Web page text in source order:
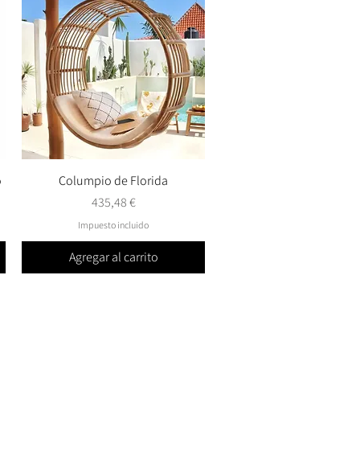
Vista rápida
Columpio de Florida
Precio
435,48 €
Impuesto incluido
Agregar al carrito